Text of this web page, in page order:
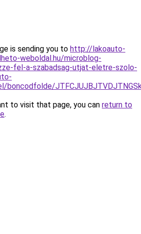
is sending you to http://lakoauto-
weboldal.hu/microblog-
fel-a-szabadsag-utjat-eletre-szolo-
boncodfolde/
to visit that page, you can return to
.